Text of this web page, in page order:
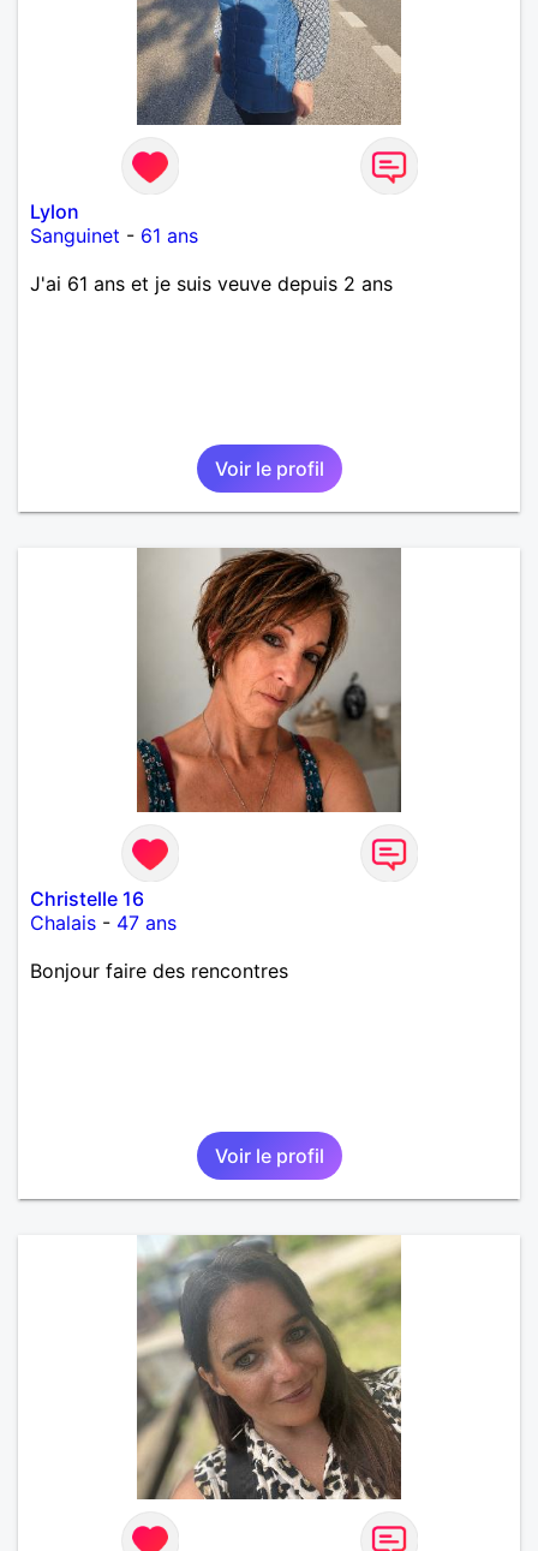
Lylon
Sanguinet - 61 ans
J'ai 61 ans et je suis veuve depuis 2 ans
Voir le profil
Christelle 16
Chalais - 47 ans
Bonjour faire des rencontres
Voir le profil